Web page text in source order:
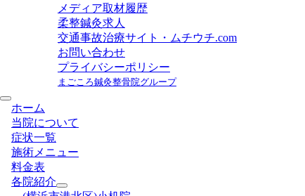
メディア取材履歴
柔整鍼灸求人
交通事故治療サイト・ムチウチ.com
お問い合わせ
プライバシーポリシー
まごころ鍼灸整骨院グループ
ホーム
当院について
症状一覧
施術メニュー
料金表
各院紹介